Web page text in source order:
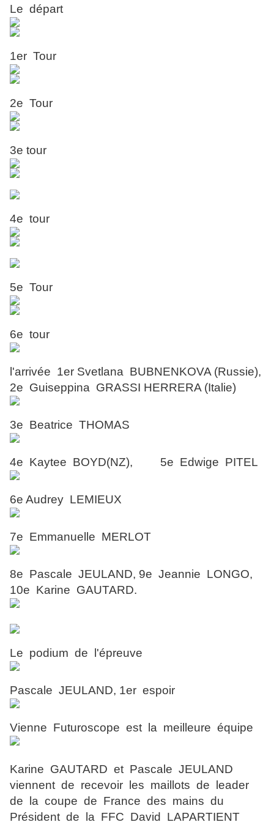
Le départ
1er Tour
2e Tour
3e tour
4e tour
5e Tour
6e tour
l'arrivée 1er Svetlana BUBNENKOVA (Russie),
2e Guiseppina GRASSI HERRERA (Italie)
3e Beatrice THOMAS
4e Kaytee BOYD(NZ), 5e Edwige PITEL
6e Audrey LEMIEUX
7e Emmanuelle MERLOT
8e Pascale JEULAND, 9e Jeannie LONGO,
10e Karine GAUTARD.
Le podium de l'épreuve
Pascale JEULAND, 1er espoir
Vienne Futuroscope est la meilleure équipe
Karine GAUTARD et Pascale JEULAND
viennent de recevoir les maillots de leader
de la coupe de France des mains du
Président de la FFC David LAPARTIENT